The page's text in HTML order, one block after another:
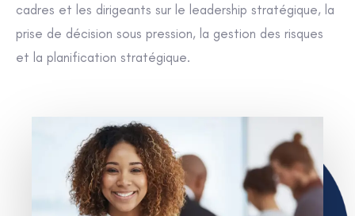
cadres et les dirigeants sur le leadership stratégique, la
prise de décision sous pression, la gestion des risques
et la planification stratégique.